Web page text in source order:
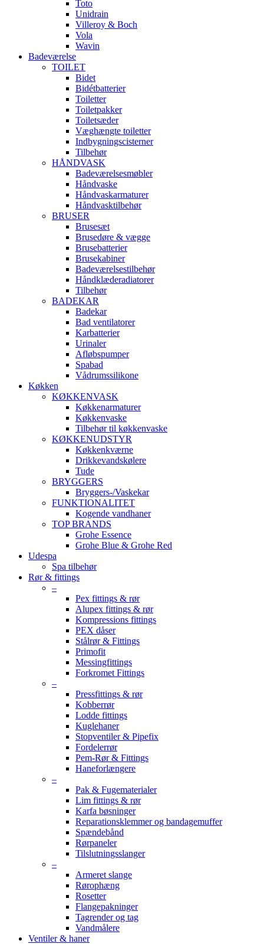
Toto
Unidrain
Villeroy & Boch
Vola
Wavin
Badeværelse
TOILET
Bidet
Bidétbatterier
Toiletter
Toiletpakker
Toiletsæder
Væghængte toiletter
Indbygningscisterner
Tilbehør
HÅNDVASK
Badeværelsesmøbler
Håndvaske
Håndvaskarmaturer
Håndvasktilbehør
BRUSER
Brusesæt
Brusedøre & vægge
Brusebatterier
Brusekabiner
Badeværelsestilbehør
Håndklæderadiatorer
Tilbehør
BADEKAR
Badekar
Bad ventilatorer
Karbatterier
Urinaler
Afløbspumper
Spabad
Vådrumssilikone
Køkken
KØKKENVASK
Køkkenarmaturer
Køkkenvaske
Tilbehør til køkkenvaske
KØKKENUDSTYR
Køkkenkværne
Drikkevandskølere
Tude
BRYGGERS
Bryggers-/Vaskekar
FUNKTIONALITET
Kogende vandhaner
TOP BRANDS
Grohe Essence
Grohe Blue & Grohe Red
Udespa
Spa tilbehør
Rør & fittings
–
Pex fittings & rør
Alupex fittings & rør
Kompressions fittings
PEX dåser
Stålrør & Fittings
Primofit
Messingfittings
Forkromet Fittings
–
Pressfittings & rør
Kobberrør
Lodde fittings
Kuglehaner
Stopventiler & Pipefix
Fordelerrør
Pem-Rør & Fittings
Haneforlængere
–
Pak & Fugematerialer
Lim fittings & rør
Karfa bøsninger
Reparationsklemmer og bandagemuffer
Spændebånd
Rørpaneler
Tilslutningsslanger
–
Armeret slange
Rørophæng
Rosetter
Flangepakninger
Tagrender og tag
Vandmålere
Ventiler & haner